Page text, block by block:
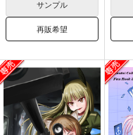
サンプル
再販希望